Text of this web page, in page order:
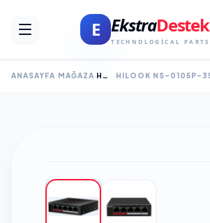
E EkstraDestek
TECHNOLOGICAL PARTS
ANASAYFA MAĞAZA HUB SWITCH